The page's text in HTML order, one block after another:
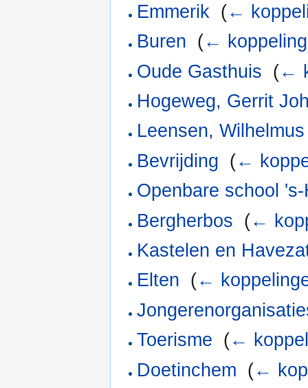
Emmerik (←
Buren (←
Oude Gasthuis (←
Hogeweg, Gerrit
Leensen,
Bevrijding (←
Openbare school
Bergherbos (←
Kastelen en
Elten (←
Toerisme (←
Doetinchem (←